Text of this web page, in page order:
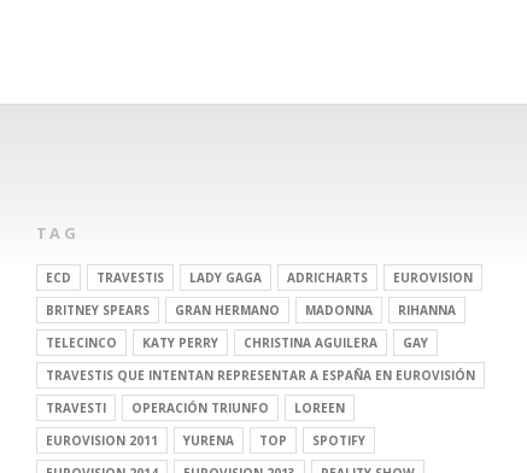
TAG
ECD TRAVESTIS LADY GAGA ADRICHARTS
EUROVISION
BRITNEY SPEARS
GRAN HERMANO MADONNA
RIHANNA
TELECINCO
KATY PERRY CHRISTINA AGUILERA
GAY
TRAVESTIS QUE INTENTAN REPRESENTAR A ESPAÑA EN EUROVISIÓN
TRAVESTI
OPERACIÓN TRIUNFO
LOREEN
EUROVISION 2011
YURENA TOP
SPOTIFY